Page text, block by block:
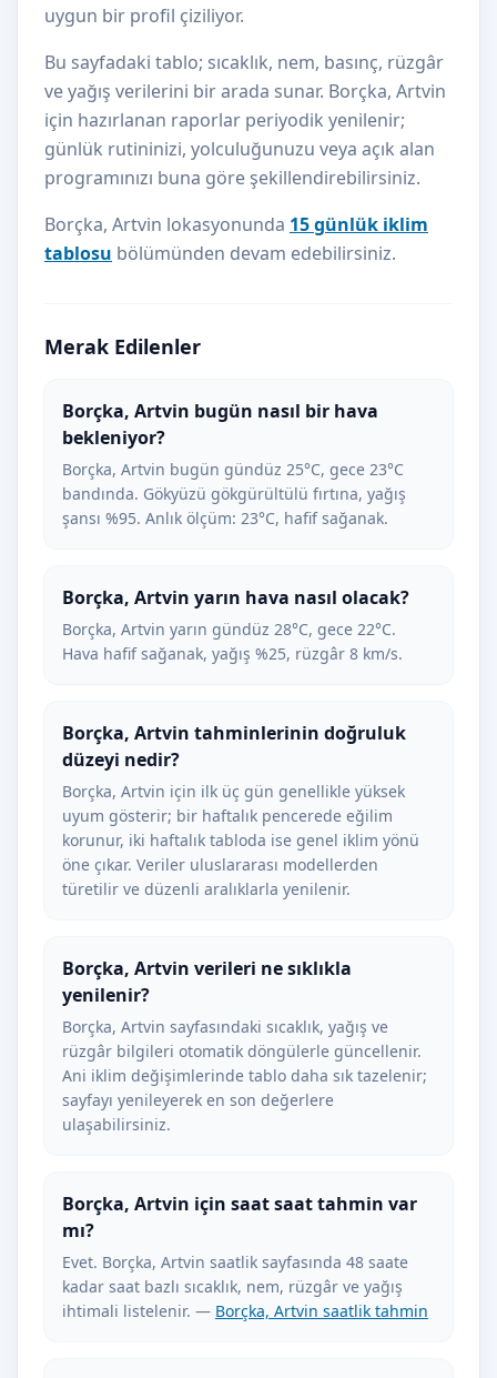
uygun bir profil çiziliyor.
Bu sayfadaki tablo; sıcaklık, nem, basınç, rüzgâr
ve yağış verilerini bir arada sunar. Borçka, Artvin
için hazırlanan raporlar periyodik yenilenir;
günlük rutininizi, yolculuğunuzu veya açık alan
programınızı buna göre şekillendirebilirsiniz.
Borçka, Artvin lokasyonunda 15 günlük iklim
tablosu bölümünden devam edebilirsiniz.
Merak Edilenler
Borçka, Artvin bugün nasıl bir hava
bekleniyor?
Borçka, Artvin bugün gündüz 25°C, gece 23°C
bandında. Gökyüzü gökgürültülü fırtına, yağış
şansı %95. Anlık ölçüm: 23°C, hafif sağanak.
Borçka, Artvin yarın hava nasıl olacak?
Borçka, Artvin yarın gündüz 28°C, gece 22°C.
Hava hafif sağanak, yağış %25, rüzgâr 8 km/s.
Borçka, Artvin tahminlerinin doğruluk
düzeyi nedir?
Borçka, Artvin için ilk üç gün genellikle yüksek
uyum gösterir; bir haftalık pencerede eğilim
korunur, iki haftalık tabloda ise genel iklim yönü
öne çıkar. Veriler uluslararası modellerden
türetilir ve düzenli aralıklarla yenilenir.
Borçka, Artvin verileri ne sıklıkla
yenilenir?
Borçka, Artvin sayfasındaki sıcaklık, yağış ve
rüzgâr bilgileri otomatik döngülerle güncellenir.
Ani iklim değişimlerinde tablo daha sık tazelenir;
sayfayı yenileyerek en son değerlere
ulaşabilirsiniz.
Borçka, Artvin için saat saat tahmin var
mı?
Evet. Borçka, Artvin saatlik sayfasında 48 saate
kadar saat bazlı sıcaklık, nem, rüzgâr ve yağış
ihtimali listelenir. — Borçka, Artvin saatlik tahmin